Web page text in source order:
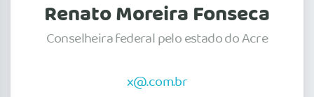
Renato Moreira Fonseca
Conselheira federal pelo estado do Acre
x@.com.br